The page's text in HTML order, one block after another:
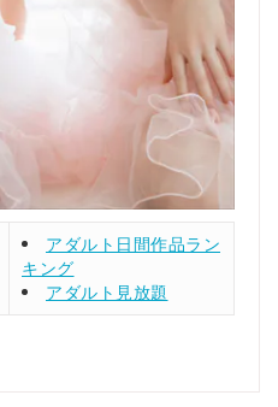
アダルト日間作品ラン
キング
アダルト見放題